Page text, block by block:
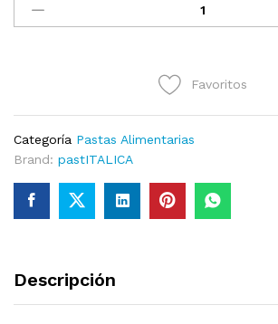
con
espinaca
Favoritos
Categoría Pastas Alimentarias
Brand: pastITALICA
Descripción